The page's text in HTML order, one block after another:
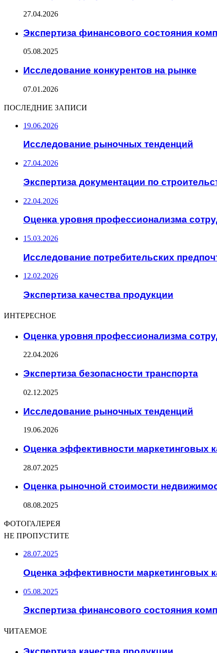
27.04.2026
Экспертиза финансового состояния
05.08.2025
Исследование конкурентов на рынке
07.01.2026
ПОСЛЕДНИЕ ЗАПИСИ
19.06.2026
Исследование рыночных тенденций
27.04.2026
Экспертиза документации по
22.04.2026
Оценка уровня профессионализма
15.03.2026
Исследование потребительских
12.02.2026
Экспертиза качества продукции
ИНТЕРЕСНОЕ
Оценка уровня профессионализма
22.04.2026
Экспертиза безопасности транспорта
02.12.2025
Исследование рыночных тенденций
19.06.2026
Оценка эффективности маркетинговых
28.07.2025
Оценка рыночной стоимости
08.08.2025
ФОТОГАЛЕРЕЯ
НЕ ПРОПУСТИТЕ
28.07.2025
Оценка эффективности маркетинговых
05.08.2025
Экспертиза финансового состояния
ЧИТАЕМОЕ